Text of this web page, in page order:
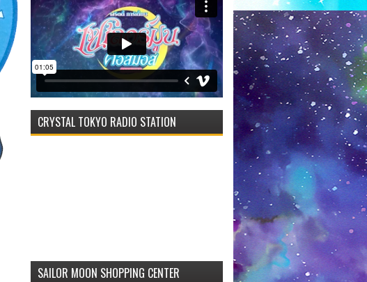
CRYSTAL TOKYO RADIO STATION
SAILOR MOON SHOPPING CENTER